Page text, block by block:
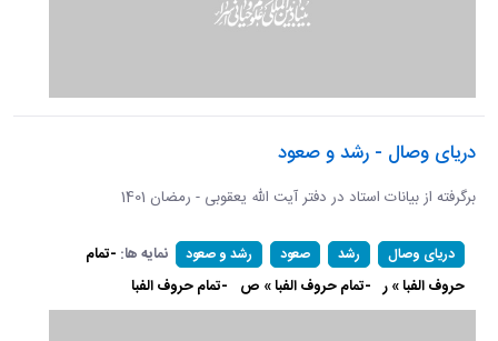
دریای وصال - رشد و صعود
برگرفته از بیانات استاد در دفتر آیت الله یعقوبی - رمضان 1401
دریای وصال رشد صعود رشد و صعود نمایه ها: -تمام
حروف الفبا » ر -تمام حروف الفبا » ص -تمام حروف الفبا